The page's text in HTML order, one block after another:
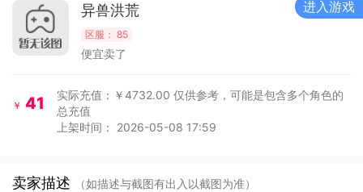
进入游戏
异兽洪荒
区服： 85
便宜卖了
￥ 41 实际充值：￥4732.00 仅供参考，可能是包含多个角色的
总充值
上架时间： 2026-05-08 17:59
卖家描述
（如描述与截图有出入以截图为准）